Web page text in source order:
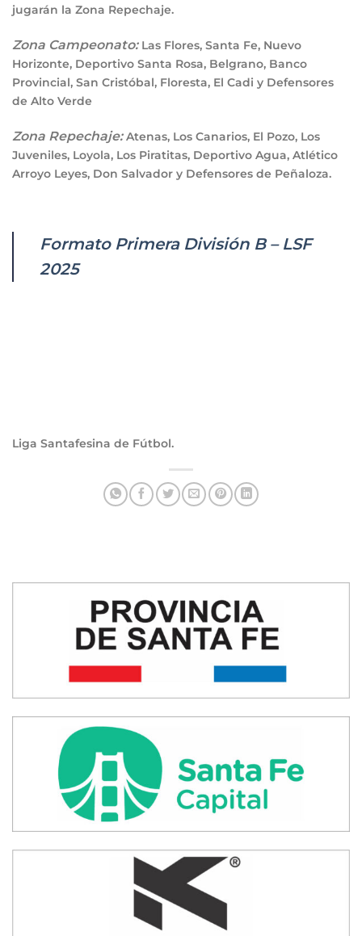
jugarán la Zona Repechaje.
Zona Campeonato:Las Flores, Santa Fe, Nuevo
Horizonte, Deportivo Santa Rosa, Belgrano, Banco
Provincial, San Cristóbal, Floresta, El Cadi y Defensores
de Alto Verde
Zona Repechaje:Atenas, Los Canarios, El Pozo, Los
Juveniles, Loyola, Los Piratitas, Deportivo Agua, Atlético
Arroyo Leyes, Don Salvador y Defensores de Peñaloza.
Formato Primera División B – LSF
2025
Liga Santafesina de Fútbol.